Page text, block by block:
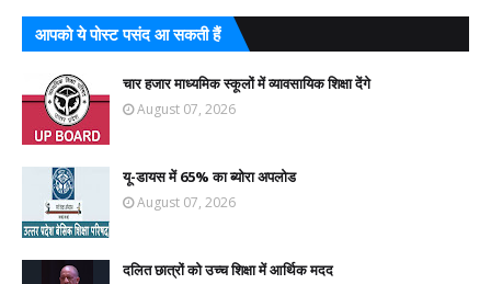
आपको ये पोस्ट पसंद आ सकती हैं
चार हजार माध्यमिक स्कूलों में व्यावसायिक शिक्षा देंगे
August 07, 2026
यू-डायस में 65% का ब्योरा अपलोड
August 07, 2026
दलित छात्रों को उच्च शिक्षा में आर्थिक मदद